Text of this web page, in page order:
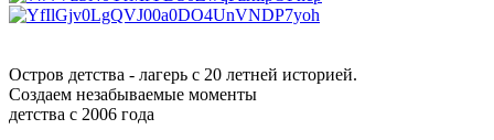
Остров детства - лагерь с 20 летней историей.
Создаем незабываемые моменты
детства с 2006 года